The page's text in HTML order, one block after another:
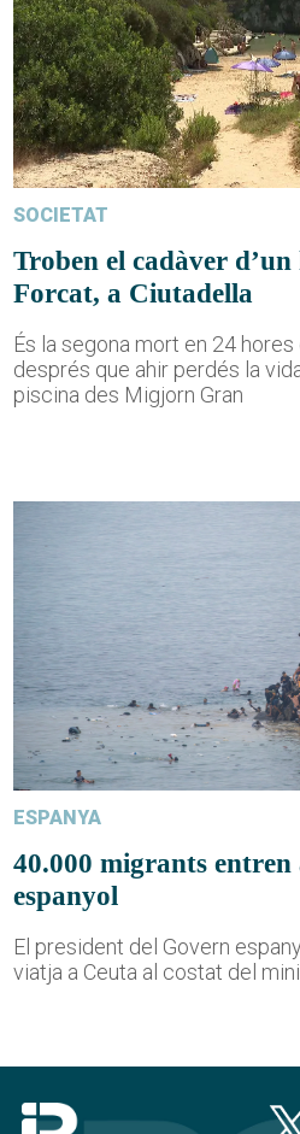
SOCIETAT
Troben el cadàver
Forcat, a Ciutadella
És la segona mort en 24
després que ahir perdés la
piscina des Migjorn Gran
ESPANYA
40.000 migrants
espanyol
El president del Govern
viatja a Ceuta al costat del